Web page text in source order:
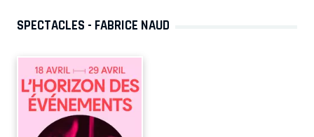
SPECTACLES - FABRICE NAUD